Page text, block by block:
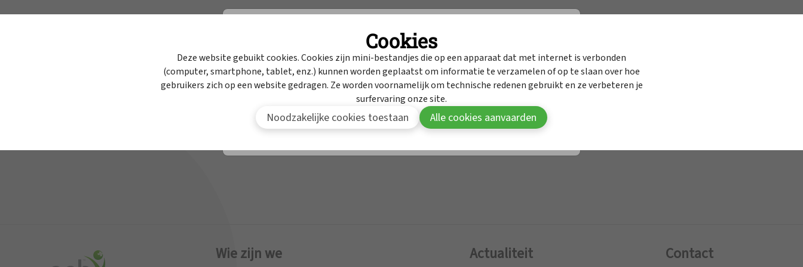
Om deze inhoud te bekijken moet je aangemeld zijn in MyAPB.
Aanmelden Word lid van APB
Wie zijn we Actualiteit Contact
Werken bij APB
Dienst geneesmiddelen onderzoek
Contact
Cookies
Deze website gebuikt cookies. Cookies zijn mini-bestandjes die op een apparaat dat met internet is verbonden
(computer, smartphone, tablet, enz.) kunnen worden geplaatst om informatie te verzamelen of op te slaan over hoe
gebruikers zich op een website gedragen. Ze worden voornamelijk om technische redenen gebruikt en ze verbeteren je
surfervaring onze site.
Noodzakelijke cookies toestaan Alle cookies aanvaarden